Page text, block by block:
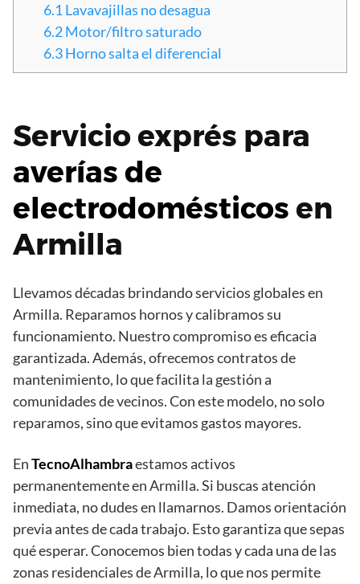
6.1 Lavavajillas no desagua
6.2Motor/filtro saturado
6.3Horno salta el diferencial
Servicio exprés para
averías de
electrodomésticos en
Armilla
Llevamos décadas brindando servicios globales en
Armilla. Reparamos hornos y calibramos su
funcionamiento. Nuestro compromiso es eficacia
garantizada. Además, ofrecemos contratos de
mantenimiento, lo que facilita la gestión a
comunidades de vecinos. Con este modelo, no solo
reparamos, sino que evitamos gastos mayores.
EnTecnoAlhambraestamos activos
permanentemente en Armilla. Si buscas atención
inmediata, no dudes en llamarnos. Damos orientación
previa antes de cada trabajo. Esto garantiza que sepas
qué esperar. Conocemos bien todas y cada una de las
zonas residenciales de Armilla, lo que nos permite